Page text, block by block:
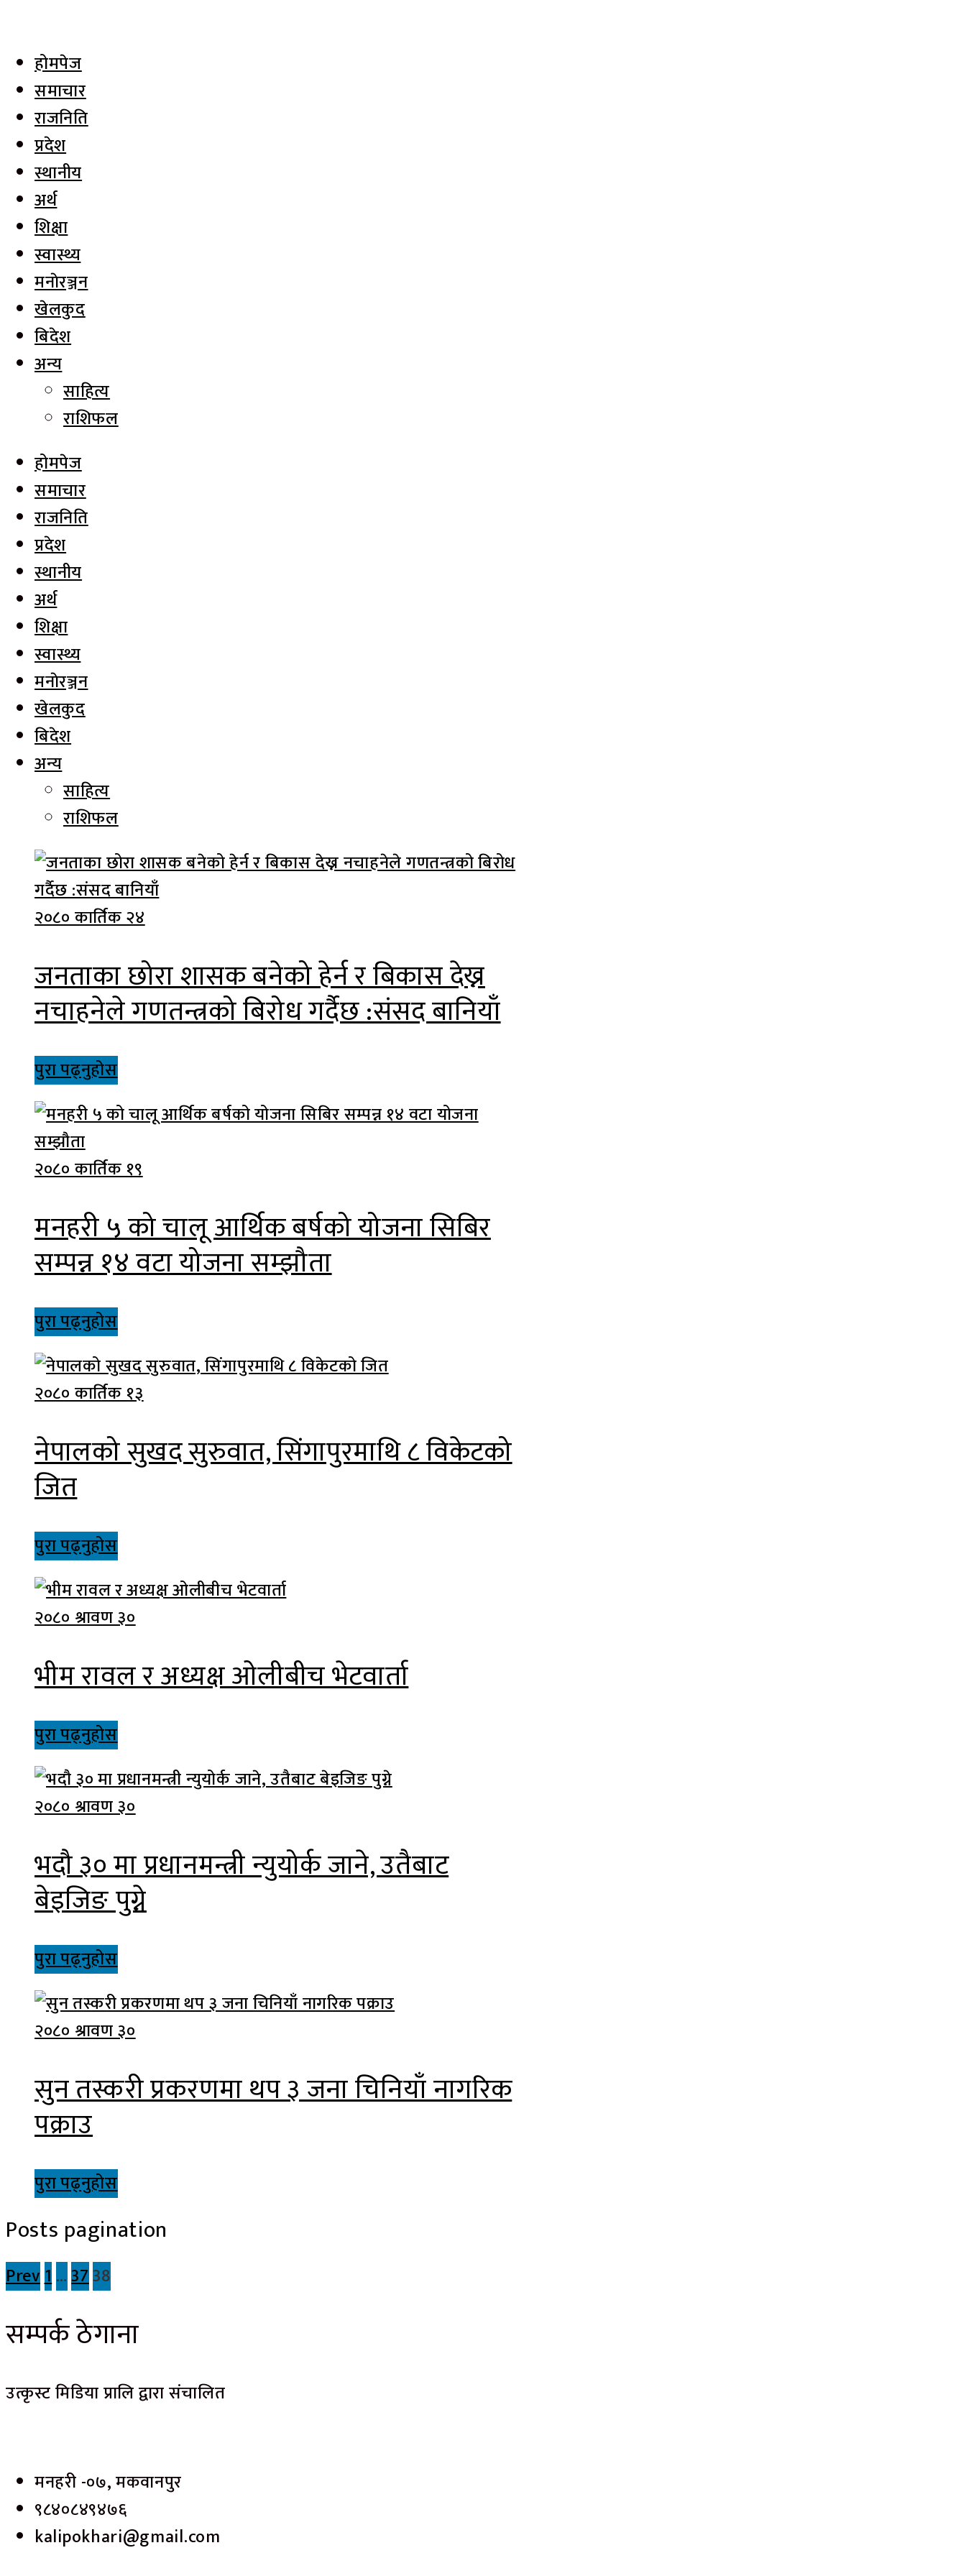
होमपेज
समाचार
राजनिति
प्रदेश
स्थानीय
अर्थ
शिक्षा
स्वास्थ्य
मनाेरञ्जन
खेलकुद
बिदेश
अन्य
साहित्य
राशिफल
होमपेज
समाचार
राजनिति
प्रदेश
स्थानीय
अर्थ
शिक्षा
स्वास्थ्य
मनाेरञ्जन
खेलकुद
बिदेश
अन्य
साहित्य
राशिफल
२०८० कार्तिक २४
जनताका छोरा शासक बनेको हेर्न र बिकास देख्न
नचाहनेले गणतन्त्रको बिरोध गर्दैछ :संसद बानियाँ
पुरा पढ्नुहोस
२०८० कार्तिक १९
मनहरी ५ को चालू आर्थिक बर्षको योजना सिबिर
सम्पन्न १४ वटा योजना सम्झौता
पुरा पढ्नुहोस
२०८० कार्तिक १३
नेपालको सुखद सुरुवात, सिंगापुरमाथि ८ विकेटको
जित
पुरा पढ्नुहोस
२०८० श्रावण ३०
भीम रावल र अध्यक्ष ओलीबीच भेटवार्ता
पुरा पढ्नुहोस
२०८० श्रावण ३०
भदौ ३० मा प्रधानमन्त्री न्युयोर्क जाने, उतैबाट
बेइजिङ पुग्ने
पुरा पढ्नुहोस
२०८० श्रावण ३०
सुन तस्करी प्रकरणमा थप ३ जना चिनियाँ नागरिक
पक्राउ
पुरा पढ्नुहोस
Posts pagination
Prev1…3738
सम्पर्क ठेगाना
उत्कृस्ट मिडिया प्रालि द्वारा संचालित
मनहरी -०७, मकवानपुर
९८४०८४९४७६
kalipokhari@gmail.com